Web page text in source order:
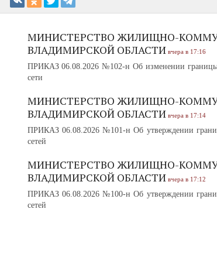
МИНИСТЕРСТВО ЖИЛИЩНО-
ВЛАДИМИРСКОЙ ОБЛАСТИ вчера в 17:16
ПРИКАЗ 06.08.2026 №102-н Об изменении границы
сети
МИНИСТЕРСТВО ЖИЛИЩНО-
ВЛАДИМИРСКОЙ ОБЛАСТИ вчера в 17:14
ПРИКАЗ 06.08.2026 №101-н Об утверждении
сетей
МИНИСТЕРСТВО ЖИЛИЩНО-
ВЛАДИМИРСКОЙ ОБЛАСТИ вчера в 17:12
ПРИКАЗ 06.08.2026 №100-н Об утверждении
сетей